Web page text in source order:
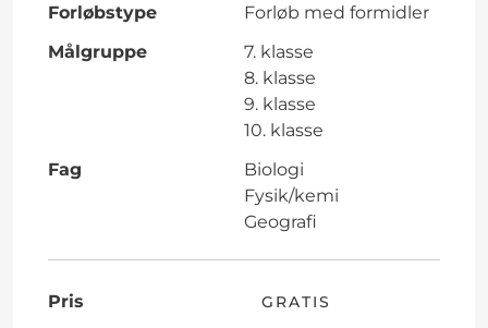
Forløbstype
Forløb med formidler
Målgruppe
7. klasse
8. klasse
9. klasse
10. klasse
Fag
Biologi
Fysik/kemi
Geografi
Pris GRATIS